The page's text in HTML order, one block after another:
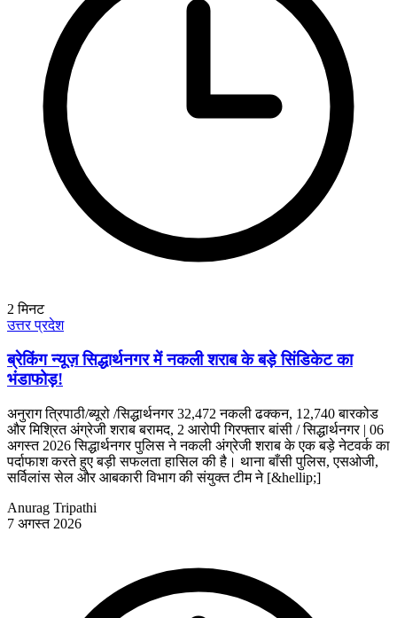
2 मिनट
उत्तर प्रदेश
ब्रेकिंग न्यूज़ सिद्धार्थनगर में नकली शराब के बड़े सिंडिकेट का
भंडाफोड़!
अनुराग त्रिपाठी/ब्यूरो /सिद्धार्थनगर 32,472 नकली ढक्कन, 12,740 बारकोड
और मिश्रित अंग्रेजी शराब बरामद, 2 आरोपी गिरफ्तार बांसी / सिद्धार्थनगर | 06
अगस्त 2026 सिद्धार्थनगर पुलिस ने नकली अंग्रेजी शराब के एक बड़े नेटवर्क का
पर्दाफाश करते हुए बड़ी सफलता हासिल की है। थाना बाँसी पुलिस, एसओजी,
सर्विलांस सेल और आबकारी विभाग की संयुक्त टीम ने [&hellip;]
Anurag Tripathi
7 अगस्त 2026